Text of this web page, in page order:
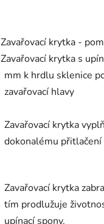
Zavařovací krytka -
Zavařovací krytka s
mm k hrdlu sklenice
zavařovací hlavy
Zavařovací krytka
dokonalému přitlačení
Zavařovací krytka
tím prodlužuje
upínací spony.